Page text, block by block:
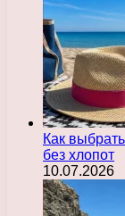
Как
без хлопот
10.07.2026